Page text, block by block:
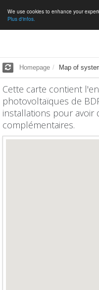
We use cookies to enhance your
Plus d'infos.
Homepage Map of
Cette carte contient
photovoltaïques de
installations pour avoir
complémentaires.